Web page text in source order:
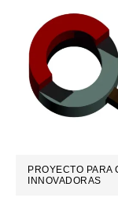
PROYECTO
INNOVADORAS